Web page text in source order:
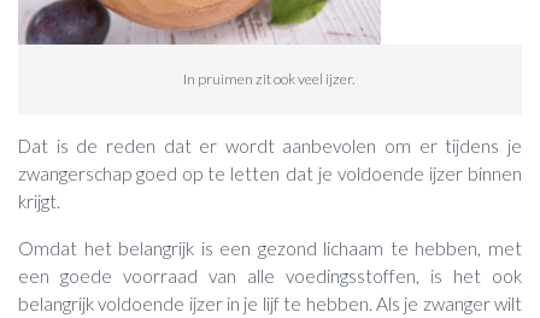
In pruimen zit ook veel ijzer.
Dat is de reden dat er wordt aanbevolen om er tijdens je
zwangerschap goed op te letten dat je voldoende ijzer binnen
krijgt.
Omdat het belangrijk is een gezond lichaam te hebben, met
een goede voorraad van alle voedingsstoffen, is het ook
belangrijk voldoende ijzer in je lijf te hebben. Als je zwanger wilt